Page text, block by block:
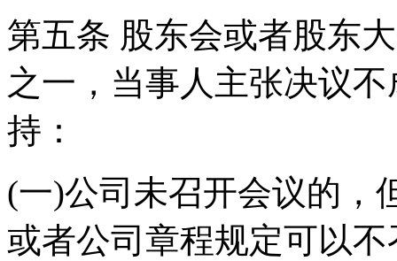
第五条 股东会或者股东
之一，当事人主张决议
持：
(一)公司未召开会议的，
或者公司章程规定可以